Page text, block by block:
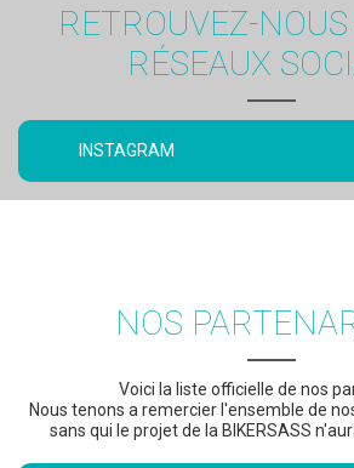
RETROUVEZ-
RÉSEAUX
INSTAGRAM
NOS
Voici la liste officielle de nos
Nous tenons a remercier l'ensemble de
sans qui le projet de la BIKERSASS